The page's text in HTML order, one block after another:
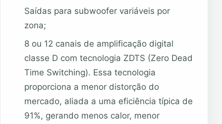
Saídas para subwoofer variáveis por
zona;
8 ou 12 canais de amplificação digital
classe D com tecnologia ZDTS (Zero Dead
Time Switching). Essa tecnologia
proporciona a menor distorção do
mercado, aliada a uma eficiência típica de
91%, gerando menos calor, menor